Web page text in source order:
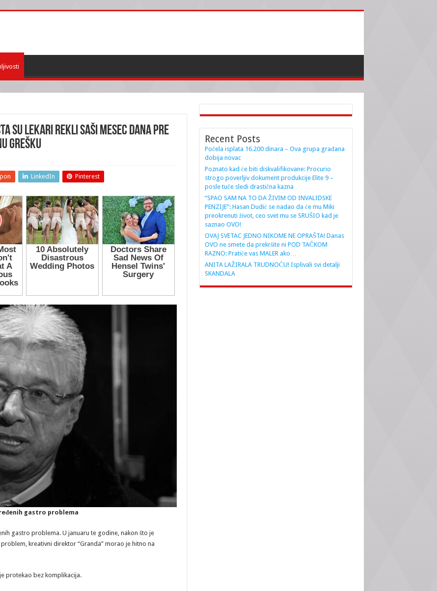
su lekari rekli Saši mesec dana pre
grešku
LinkedIn Pinterest
gastro problema
gastro problema. U januaru te godine, nakon što je
kreativni direktor “Granda” morao je hitno na
protekao bez komplikacija.
Recent Posts
Počela isplata 16.200 dinara – Ova grupa građana
dobija novac
Poznato kad će biti diskvalifikovane: Procurio
strogo poverljiv dokument produkcije Elite 9 –
posle tuče sledi drastična kazna
“SPAO SAM NA TO DA ŽIVIM OD INVALIDSKE
PENZIJE”: Hasan Dudić se nadao da će mu Miki
preokrenuti život, ceo svet mu se SRUŠIO kad je
saznao OVO!
OVAJ SVETAC JEDNO NIKOME NE OPRAŠTA! Danas
OVO ne smete da prekršite ni POD TAČKOM
RAZNO: Pratiće vas MALER ako…
ANITA LAŽIRALA TRUDNOĆU! Isplivali svi detalji
SKANDALA